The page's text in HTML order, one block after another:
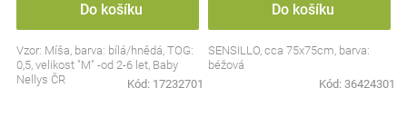
Do košíku
Vzor: Míša, barva: bílá/hnědá, TOG:
0,5, velikost "M" -od 2-6 let, Baby
Nellys ČR
Kód: 17232701
Do košíku
SENSILLO, cca 75x75cm, barva:
béžová
Kód: 36424301